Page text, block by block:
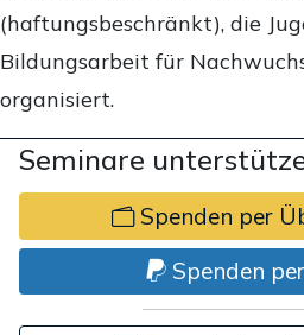
(haftungsbeschränkt), die
Bildungsarbeit für
organisiert.
Seminare
Spenden per
Spenden